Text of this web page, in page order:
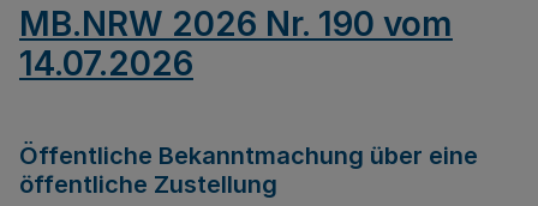
MB.NRW 2026 Nr. 190 vom
14.07.2026
Öffentliche Bekanntmachung über eine
öffentliche Zustellung